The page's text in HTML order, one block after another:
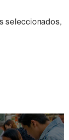
seleccionados,